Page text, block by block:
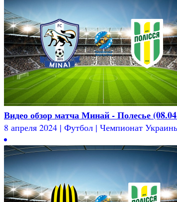
Видео обзор матча Минай - Полесье
8 апреля 2024 | Футбол | Чемпионат